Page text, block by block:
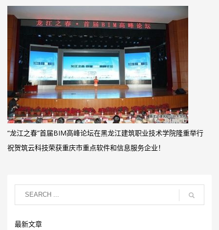
“龙江之春”首届BIM高峰论坛在黑龙江建筑职业技术学院隆重举行
祝贺筑云科技荣获重庆市重点软件和信息服务企业！
最新文章